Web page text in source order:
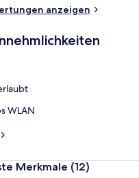
anzeigen
WLAN
Merkmale (12)